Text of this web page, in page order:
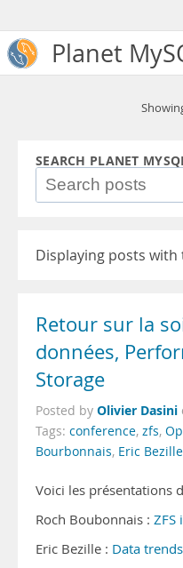
Planet
SEARCH PLANET
Displaying posts with
Retour sur la
données,
Storage
Posted by Olivier Dasini
Tags: conference, zfs,
Bourbonnais, Eric Bezille
Voici les présentations
Roch Boubonnais : ZFS
Eric Bezille : Data